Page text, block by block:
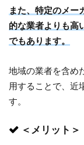
また、特定のメー
的な業者よりも高
でもあります。
地域の業者を含め
用することで、近
す。
＜メリット＞